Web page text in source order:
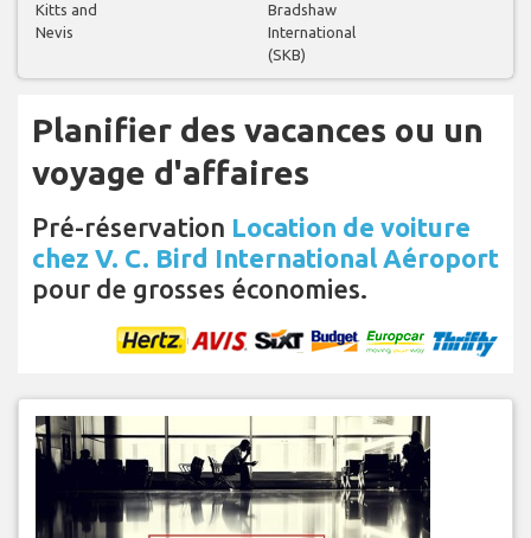
Kitts and
Nevis
Bradshaw
International
(SKB)
Planifier des vacances ou un
voyage d'affaires
Pré-réservation Location de voiture
chez V. C. Bird International Aéroport
pour de grosses économies.